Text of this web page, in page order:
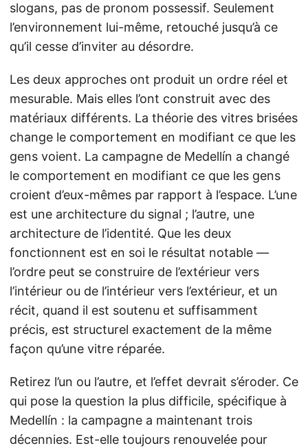
slogans, pas de pronom possessif. Seulement
l’environnement lui-même, retouché jusqu’à ce
qu’il cesse d’inviter au désordre.
Les deux approches ont produit un ordre réel et
mesurable. Mais elles l’ont construit avec des
matériaux différents. La théorie des vitres brisées
change le comportement en modifiant ce que les
gens voient. La campagne de Medellín a changé
le comportement en modifiant ce que les gens
croient d’eux-mêmes par rapport à l’espace. L’une
est une architecture du signal ; l’autre, une
architecture de l’identité. Que les deux
fonctionnent est en soi le résultat notable —
l’ordre peut se construire de l’extérieur vers
l’intérieur ou de l’intérieur vers l’extérieur, et un
récit, quand il est soutenu et suffisamment
précis, est structurel exactement de la même
façon qu’une vitre réparée.
Retirez l’un ou l’autre, et l’effet devrait s’éroder. Ce
qui pose la question la plus difficile, spécifique à
Medellín : la campagne a maintenant trois
décennies. Est-elle toujours renouvelée pour